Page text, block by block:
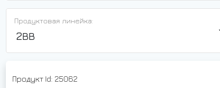
Продуктовая линейка:
2ВВ
Продукт Id: 25062